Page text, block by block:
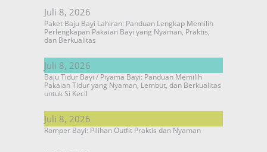
Juli 8, 2026
Paket Baju Bayi Lahiran: Panduan Lengkap Memilih
Perlengkapan Pakaian Bayi yang Nyaman, Praktis,
dan Berkualitas
Juli 8, 2026
Baju Tidur Bayi / Piyama Bayi: Panduan Memilih
Pakaian Tidur yang Nyaman, Lembut, dan Berkualitas
untuk Si Kecil
Juli 8, 2026
Romper Bayi: Pilihan Outfit Praktis dan Nyaman